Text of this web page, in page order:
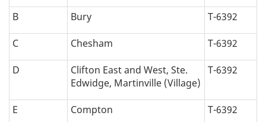
B Bury T-6392
C Chesham T-6392
D
Clifton East and West, Ste.
Edwidge, Martinville (Village)
T-6392
E Compton T-6392